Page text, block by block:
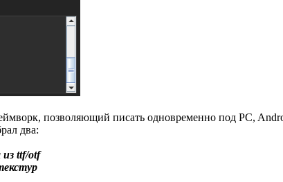
позволяющий писать одновременно под PC,
два:
ttf/otf